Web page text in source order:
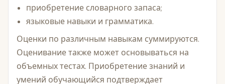
приобретение словарного запаса;
языковые навыки и грамматика.
Оценки по различным навыкам суммируются.
Оценивание также может основываться на
объемных тестах. Приобретение знаний и
умений обучающийся подтверждает